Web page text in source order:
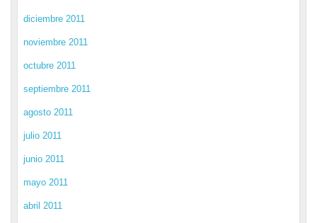
diciembre 2011
noviembre 2011
octubre 2011
septiembre 2011
agosto 2011
julio 2011
junio 2011
mayo 2011
abril 2011